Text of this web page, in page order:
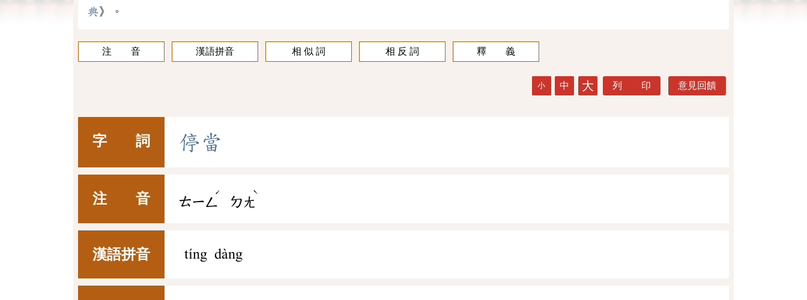
典》。
注 音 漢語拼音 相 似 詞 相 反 詞 釋 義
小 中 大 列 印 意見回饋
字 詞 停當
注 音 ㄊㄧㄥ
ˊ
ㄉㄤ
ˋ
漢語拼音 tíng dàng